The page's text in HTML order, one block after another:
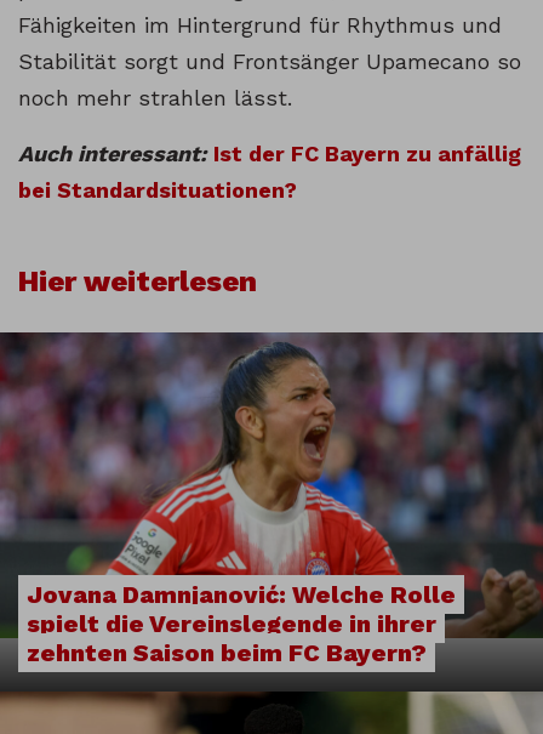
Fähigkeiten im Hintergrund für Rhythmus und
Stabilität sorgt und Frontsänger Upamecano so
noch mehr strahlen lässt.
Auch interessant: Ist der FC Bayern zu anfällig
bei Standardsituationen?
Hier weiterlesen
Jovana Damnjanović: Welche Rolle
spielt die Vereinslegende in ihrer
zehnten Saison beim FC Bayern?